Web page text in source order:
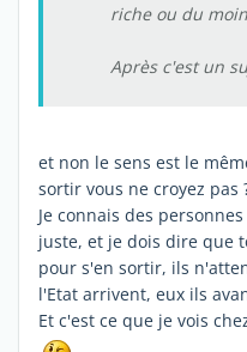
riche ou du
Après c'est un
et non le sens est le
sortir vous ne croyez pas
Je connais des
juste, et je dois dire que
pour s'en sortir, ils
l'Etat arrivent, eux ils
Et c'est ce que je vois